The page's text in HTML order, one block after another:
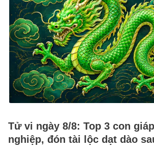
Tử vi ngày 8/8: Top 3 con
nghiệp, đón tài lộc dạt dào